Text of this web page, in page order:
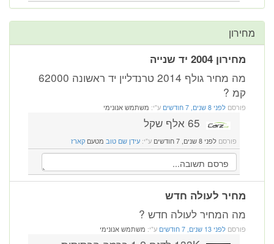
מחירון
מחירון 2004 יד שנייה
מה מחיר גולף 2014 טרנדליין יד ראשונה 62000
קמ ?
פורסם לפני 8 שנים, 7 חודשים ע"י: משתמש אנונימי
65 אלף שקל
פורסם לפני 8 שנים, 7 חודשים ע"י: עידן שם טוב מטעם קארז
מחיר לעולה חדש
מה המחיר לעולה חדש ?
פורסם לפני 13 שנים, 7 חודשים ע"י: משתמש אנונימי